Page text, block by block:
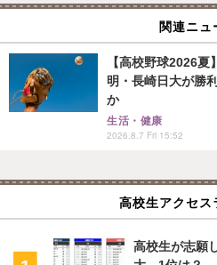
関連ニュ
【高校野球2026
明・長崎日大が勝
か
生活・健康
2026.8.7 Fri 15:52
高校生アクセス
高校生が志願